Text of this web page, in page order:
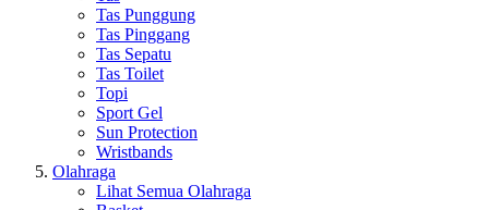
Tas Punggung
Tas Pinggang
Tas Sepatu
Tas Toilet
Topi
Sport Gel
Sun Protection
Wristbands
Olahraga
Lihat Semua Olahraga